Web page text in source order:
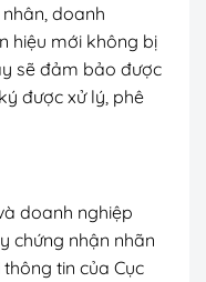
doanh
hiệu mới không bị
sẽ đảm bảo được
được xử lý, phê
doanh nghiệp
chứng nhận nhãn
tin của Cục